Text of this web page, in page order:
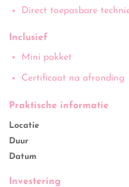
Direct toepasbare
Inclusief
Mini pakket
Certificaat na afronding
Praktische informatie
Locatie
Duur
Datum
Investering